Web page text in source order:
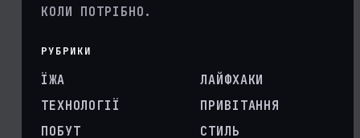
КОЛИ ПОТРІБНО.
РУБРИКИ
ЇЖА
ТЕХНОЛОГІЇ
ПОБУТ
ЛАЙФХАКИ
ПРИВІТАННЯ
СТИЛЬ